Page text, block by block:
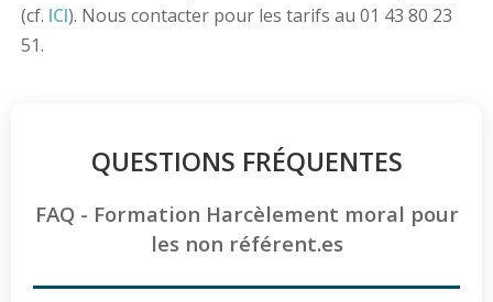
(cf. ICI). Nous contacter pour les tarifs au 01 43 80 23
51.
QUESTIONS FRÉQUENTES
FAQ - Formation Harcèlement moral pour
les non référent.es